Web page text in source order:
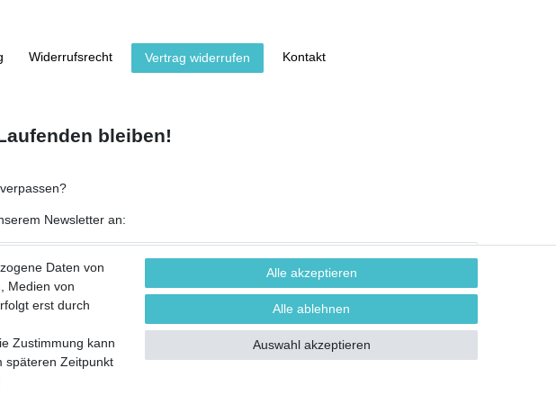
Widerrufs­recht Vertrag widerrufen Kontakt
bleiben!
Newsletter an:
jederzeit widerrufen kann.**
Daten von
Medien von
erst durch
Zustimmung kann
späteren Zeitpunkt
Alle akzeptieren
Alle ablehnen
Auswahl akzeptieren